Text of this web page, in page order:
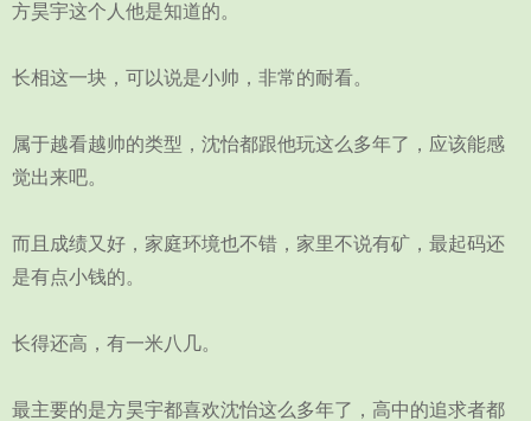
方昊宇这个人他是知道的。
长相这一块，可以说是小帅，非常的耐看。
属于越看越帅的类型，沈怡都跟他玩这么多年了，应该能感
觉出来吧。
而且成绩又好，家庭环境也不错，家里不说有矿，最起码还
是有点小钱的。
长得还高，有一米八几。
最主要的是方昊宇都喜欢沈怡这么多年了，高中的追求者都